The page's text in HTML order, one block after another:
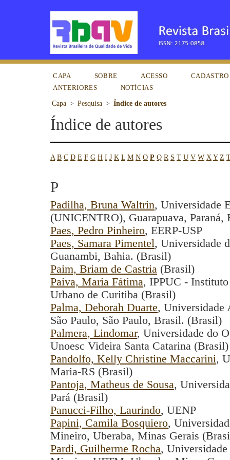
CAPA SOBRE ACESSO
CADASTRO
ANTERIORES
NOTÍCIAS
Capa > Pesquisa > Índice de autores
Índice de autores
A B C D E F G H I J K L M N O P Q R S T U V W X Y Z
P
Padilha, Bruna Waltrin, Universidade
(UNICENTRO), Guarapuava,
Paes, Pedro Pinheiro, EERP-USP
Paes, Samara Pimentel, Universidade
Guanambi, Bahia. (Brasil)
Paim, Briam de Castria (Brasil)
Paiva, Maria Fátima, IPPUC - Instituto
Urbano de Curitiba (Brasil)
Palma, Deborah Duarte,
São Paulo, São Paulo, Brasil. (Brasil)
Palmera, Lindomar, Universidade do
Unoesc Videira Santa Catarina (Brasil)
Pandolfo, Kelly Christine Maccarini,
Maria-RS (Brasil)
Pantoja, Matheus de Sousa,
Pará (Brasil)
Panucci-Filho, Laurindo, UENP
Papini, Camila Bosquiero,
Mineiro, Uberaba, Minas Gerais
Pardi, Guilherme Rocha,